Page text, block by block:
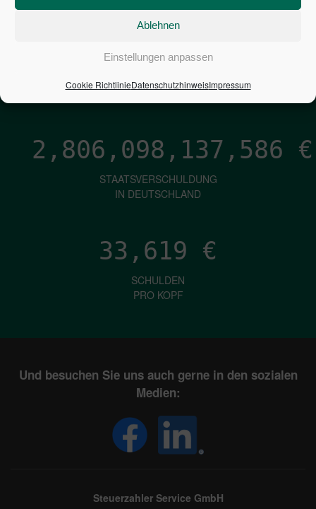
Ablehnen
Einstellungen anpassen
Cookie RichtlinieDatenschutzhinweisImpressum
1,601€
PRO SEKUNDE
2,806,098,138,432 €
STAATSVERSCHULDUNG
IN DEUTSCHLAND
33,619 €
SCHULDEN
PRO KOPF
Und besuchen Sie uns auch gerne in den sozialen
Medien:
Steuerzahler Service GmbH